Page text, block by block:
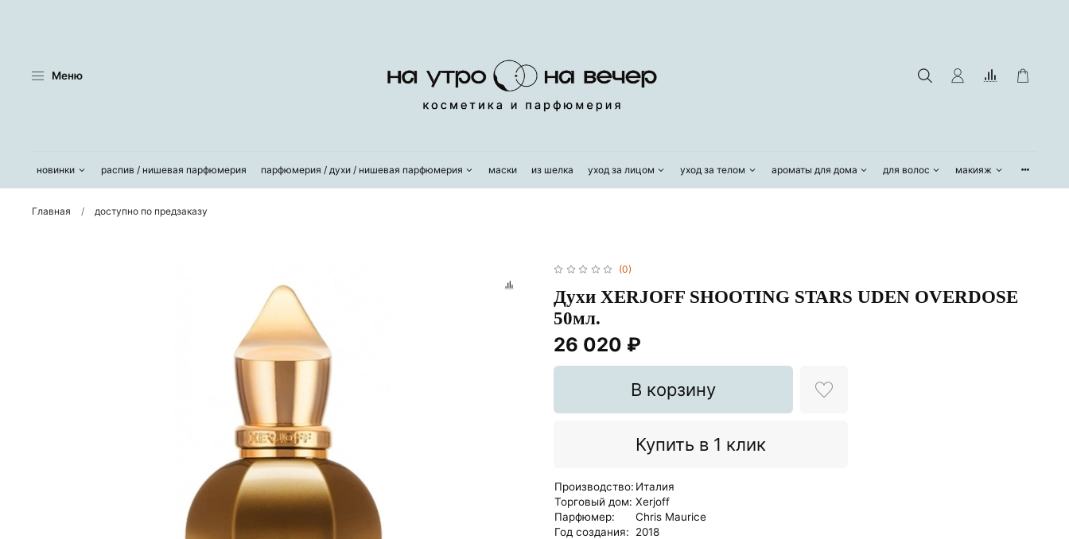
Меню
новинки распив / нишевая парфюмерия парфюмерия / духи / нишевая парфюмерия маски из шелка уход за лицом уход за телом ароматы для дома для волос макияж
Главная доступно по предзаказу
(0)
Духи XERJOFF SHOOTING STARS UDEN OVERDOSE
50мл.
26 020 ₽
В корзину
Купить в 1 клик
Производство: Италия
Торговый дом: Xerjoff
Парфюмер:
Chris Maurice
Год создания:
2018